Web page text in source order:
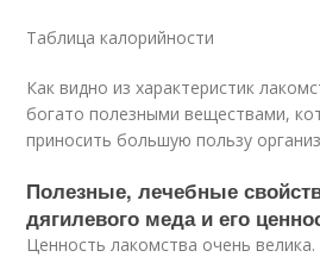
Таблица калорийности
Как видно из характеристик
богато полезными веществами,
приносить большую пользу
Полезные, лечебные
дягилевого меда и его
Ценность лакомства очень